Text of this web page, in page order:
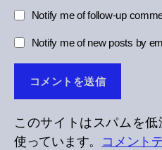
Notify me of follow-up
Notify me of new posts by
このサイトはスパムを
使っています。 コメント